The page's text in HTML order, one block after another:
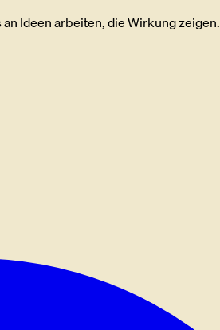
Ideen arbeiten, die Wirkung zeigen.